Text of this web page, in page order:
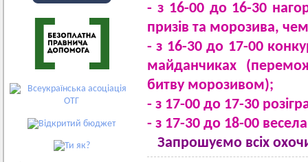
- з 16-00 до 16-30
призів та морозива,
- з 16-30 до 17-00
майданчиках
битву морозивом);
- з 17-00 до 17-30
- з 17-30 до 18-00
Запрошуємо всіх